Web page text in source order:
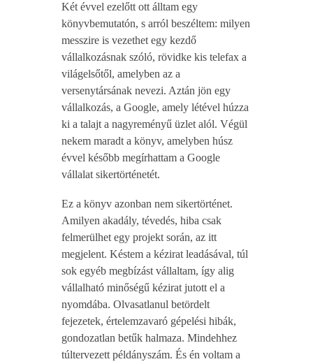
Két évvel ezelőtt ott álltam egy
könyvbemutatón, s arról beszéltem: milyen
messzire is vezethet egy kezdő
vállalkozásnak szóló, rövidke kis telefax a
világelsőtől, amelyben az a
versenytársának nevezi. Aztán jön egy
vállalkozás, a Google, amely létével húzza
ki a talajt a nagyreményű üzlet alól. Végül
nekem maradt a könyv, amelyben húsz
évvel később megírhattam a Google
vállalat sikertörténetét.
Ez a könyv azonban nem sikertörténet.
Amilyen akadály, tévedés, hiba csak
felmerülhet egy projekt során, az itt
megjelent. Késtem a kézirat leadásával, túl
sok egyéb megbízást vállaltam, így alig
vállalható minőségű kézirat jutott el a
nyomdába. Olvasatlanul betördelt
fejezetek, értelemzavaró gépelési hibák,
gondozatlan betűk halmaza. Mindehhez
túltervezett példányszám. És én voltam a